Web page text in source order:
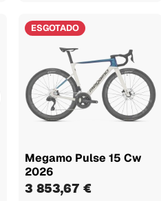
ESGOTADO
Megamo Pulse 15 Cw
2026
3 853,67 €